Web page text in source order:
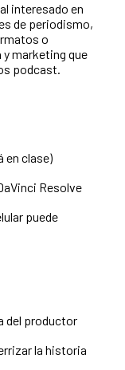
interesado en
de periodismo,
o
marketing que
podcast.
en clase)
Resolve
puede
del productor
la historia